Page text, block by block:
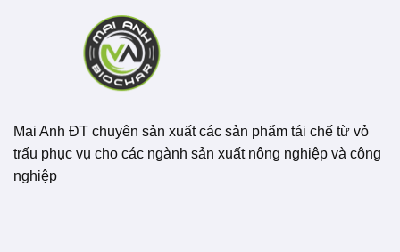
Mai Anh ĐT chuyên sản xuất các sản phẩm tái chế từ vỏ
trấu phục vụ cho các ngành sản xuất nông nghiệp và công
nghiệp